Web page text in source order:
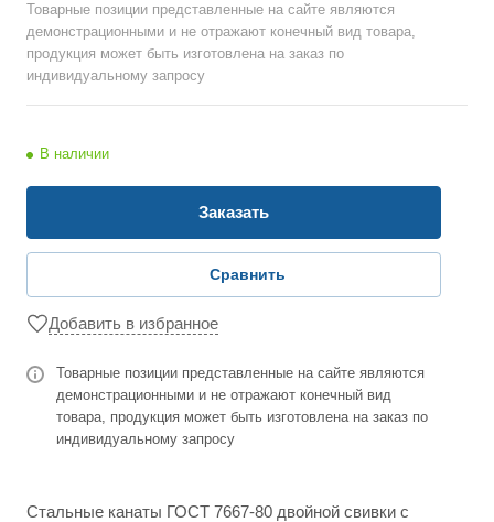
Товарные позиции представленные на сайте являются
демонстрационными и не отражают конечный вид товара,
продукция может быть изготовлена на заказ по
индивидуальному запросу
В наличии
Заказать
Сравнить
Добавить в избранное
Товарные позиции представленные на сайте являются
демонстрационными и не отражают конечный вид
товара, продукция может быть изготовлена на заказ по
индивидуальному запросу
Стальные канаты ГОСТ 7667-80 двойной свивки с